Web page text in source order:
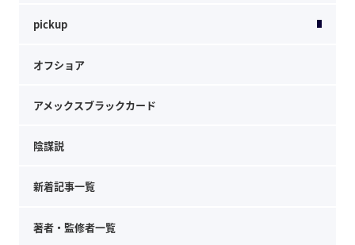
pickup
オフショア
アメックスブラックカード
陰謀説
新着記事一覧
著者・監修者一覧